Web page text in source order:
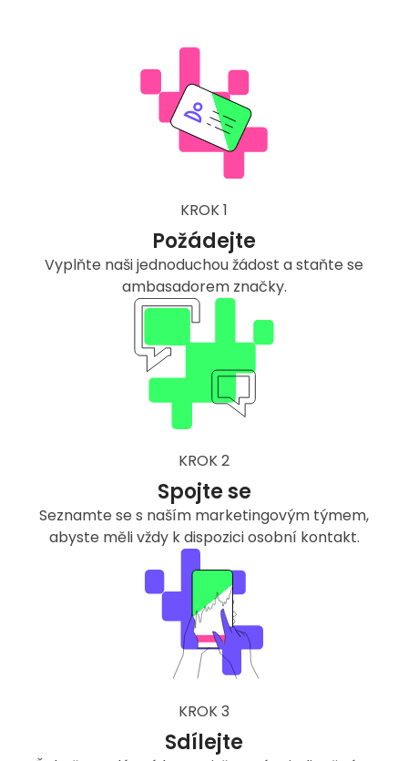
KROK 1
Požádejte
Vyplňte naši jednoduchou žádost a staňte se
ambasadorem značky.
KROK 2
Spojte se
Seznamte se s naším marketingovým týmem,
abyste měli vždy k dispozici osobní kontakt.
KROK 3
Sdílejte